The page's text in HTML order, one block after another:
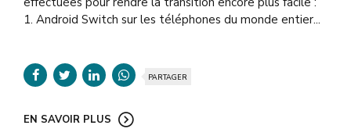
1. Android Switch sur les téléphones du monde entier...
PARTAGER
EN SAVOIR PLUS